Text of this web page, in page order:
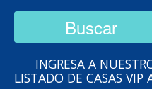
INGRESA A
LISTADO DE CASAS VIP